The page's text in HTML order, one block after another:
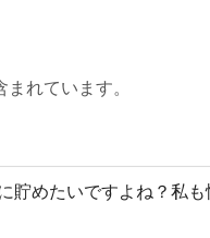
れています。
貯めたいですよね？私